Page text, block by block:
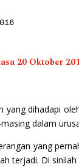
20 Oktober
yang dihadapi
dalam
yang
terjadi. Di